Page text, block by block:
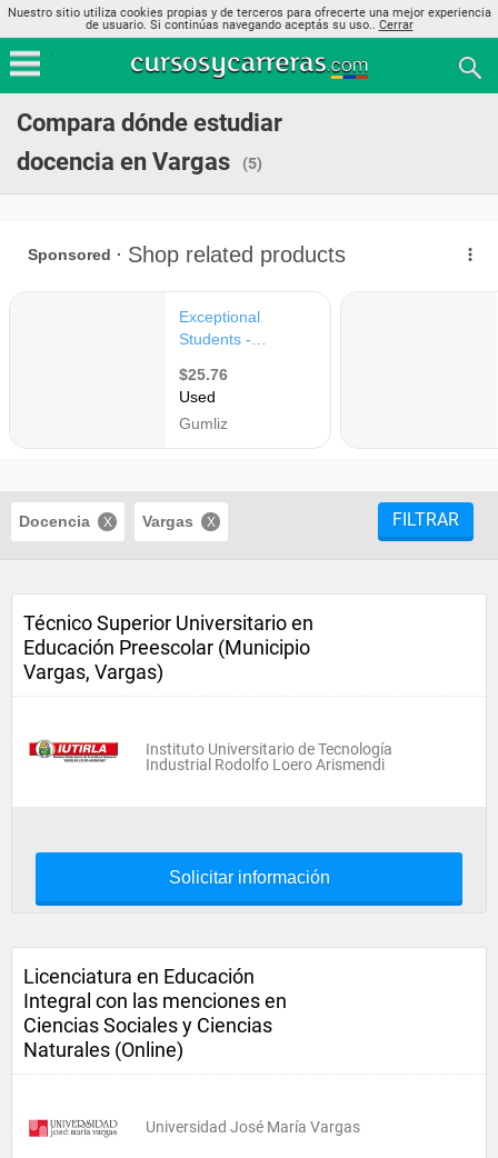
Nuestro sitio utiliza cookies propias y de terceros para ofrecerte una mejor experiencia
de usuario. Si continúas navegando aceptás su uso.. Cerrar
Compara dónde estudiar
docencia en Vargas
(5)
Docencia Vargas FILTRAR
Técnico Superior Universitario en
Educación Preescolar (Municipio
Vargas, Vargas)
Instituto Universitario de Tecnología
Industrial Rodolfo Loero Arismendi
Solicitar información
Licenciatura en Educación
Integral con las menciones en
Ciencias Sociales y Ciencias
Naturales (Online)
Universidad José María Vargas